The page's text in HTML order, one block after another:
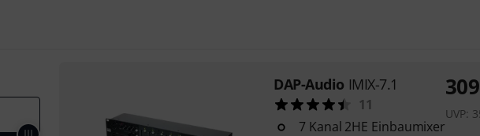
DAP-Audio IMIX-7.1
11
7 Kanal 2HE Einbaumixer
309
UVP: